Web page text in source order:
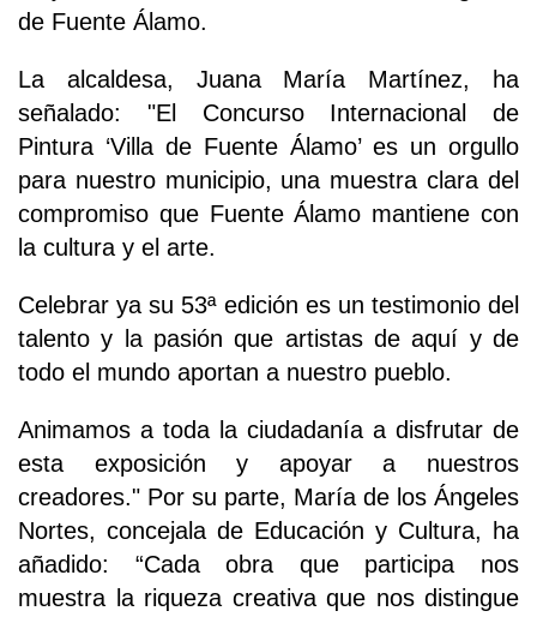
de Fuente Álamo.
La alcaldesa, Juana María Martínez, ha
señalado: "El Concurso Internacional de
Pintura ‘Villa de Fuente Álamo’ es un orgullo
para nuestro municipio, una muestra clara del
compromiso que Fuente Álamo mantiene con
la cultura y el arte.
Celebrar ya su 53ª edición es un testimonio del
talento y la pasión que artistas de aquí y de
todo el mundo aportan a nuestro pueblo.
Animamos a toda la ciudadanía a disfrutar de
esta exposición y apoyar a nuestros
creadores." Por su parte, María de los Ángeles
Nortes, concejala de Educación y Cultura, ha
añadido: “Cada obra que participa nos
muestra la riqueza creativa que nos distingue